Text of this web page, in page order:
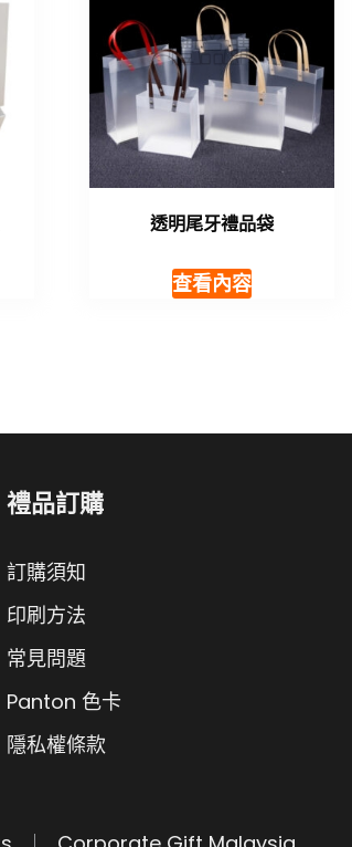
透明尾牙禮品袋
查看內容
禮品訂購
訂購須知
印刷方法
常見問題
Panton 色卡
隱私權條款